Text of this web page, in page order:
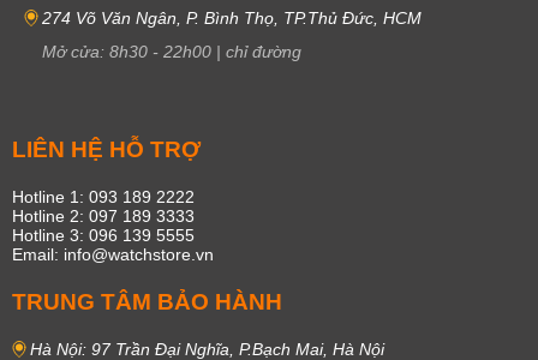
274 Võ Văn Ngân, P. Bình Thọ, TP.Thủ Đức, HCM
Mở cửa: 8h30 - 22h00 | chỉ đường
LIÊN HỆ HỖ TRỢ
Hotline 1: 093 189 2222
Hotline 2: 097 189 3333
Hotline 3: 096 139 5555
Email: info@watchstore.vn
TRUNG TÂM BẢO HÀNH
Hà Nội: 97 Trần Đại Nghĩa, P.Bạch Mai, Hà Nội